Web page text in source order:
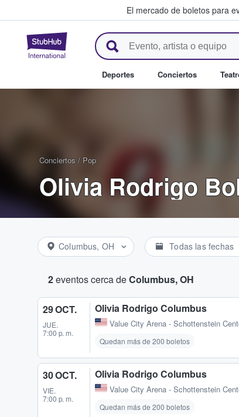
El mercado de boletos para
StubHub: donde los fans
Deportes Conciertos
Conciertos / Pop
Olivia Rodrigo
Columbus, OH Todas las fechas
2eventos cerca deColumbus, OH
29 OCT.
JUE.
7:00 p. m.
Olivia Rodrigo Columbus
Value City Arena - Schottenstein
Quedan más de 200 boletos
30 OCT.
VIE.
7:00 p. m.
Olivia Rodrigo Columbus
Value City Arena - Schottenstein
Quedan más de 200 boletos